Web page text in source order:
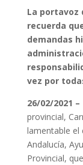
La portavoz
recuerda
demandas
vez por
26/02/2021 –
provincial,
lamentable el
Andalucía,
Provincial,